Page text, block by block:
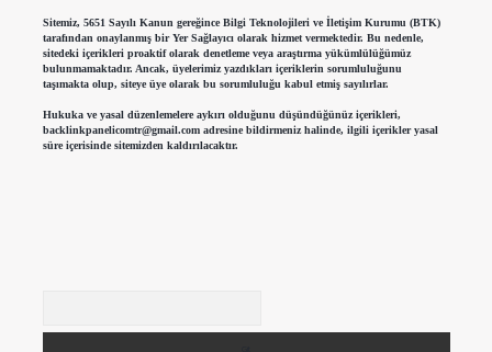
Sitemiz, 5651 Sayılı Kanun gereğince Bilgi Teknolojileri ve İletişim Kurumu (BTK)
tarafından onaylanmış bir Yer Sağlayıcı olarak hizmet vermektedir. Bu nedenle,
sitedeki içerikleri proaktif olarak denetleme veya araştırma yükümlülüğümüz
bulunmamaktadır. Ancak, üyelerimiz yazdıkları içeriklerin sorumluluğunu
taşımakta olup, siteye üye olarak bu sorumluluğu kabul etmiş sayılırlar.
Hukuka ve yasal düzenlemelere aykırı olduğunu düşündüğünüz içerikleri,
backlinkpanelicomtr@gmail.comadresine bildirmeniz halinde, ilgili içerikler yasal
süre içerisinde sitemizden kaldırılacaktır.